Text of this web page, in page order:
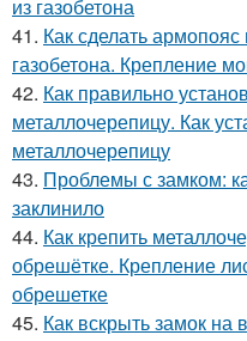
из газобетона
41. Как сделать
газобетона. Крепление
42. Как правильно
металлочерепицу. Как
металлочерепицу
43. Проблемы с замком:
заклинило
44. Как крепить
обрешётке. Крепление
обрешетке
45. Как вскрыть замок на